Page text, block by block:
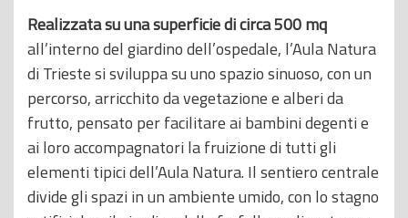
Realizzata su una superficie di circa 500 mq
all’interno del giardino dell’ospedale, l’Aula Natura
di Trieste si sviluppa su uno spazio sinuoso, con un
percorso, arricchito da vegetazione e alberi da
frutto, pensato per facilitare ai bambini degenti e
ai loro accompagnatori la fruizione di tutti gli
elementi tipici dell’Aula Natura. Il sentiero centrale
divide gli spazi in un ambiente umido, con lo stagno